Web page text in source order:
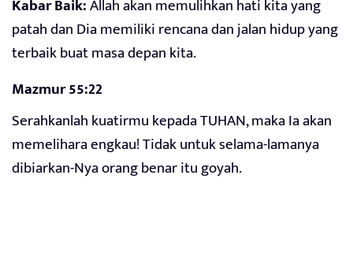
Kabar Baik:Allah akan memulihkan hati kita yang
patah dan Dia memiliki rencana dan jalan hidup yang
terbaik buat masa depan kita.
Mazmur 55:22
Serahkanlah kuatirmu kepada TUHAN, maka Ia akan
memelihara engkau! Tidak untuk selama-lamanya
dibiarkan-Nya orang benar itu goyah.